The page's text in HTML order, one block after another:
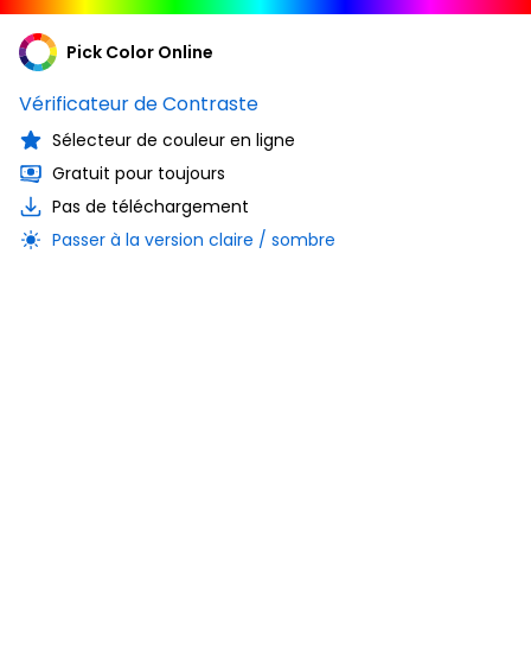
Pick Color Online
Vérificateur de Contraste
Sélecteur de couleur en ligne
Gratuit pour toujours
Pas de téléchargement
Passer à la version claire / sombre